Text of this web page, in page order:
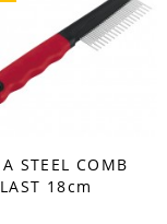
STEEL COMB
18cm